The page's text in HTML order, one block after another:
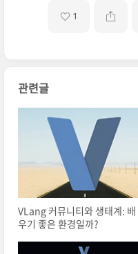
1
관련글
VLang 커뮤니티와 생태계: 배
우기 좋은 환경일까?